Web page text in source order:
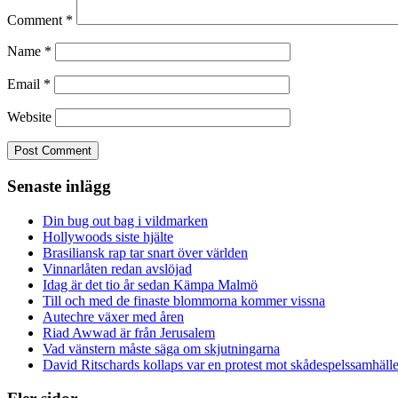
Comment *
Name *
Email *
Website
Senaste inlägg
Din bug out bag i vildmarken
Hollywoods siste hjälte
Brasiliansk rap tar snart över världen
Vinnarlåten redan avslöjad
Idag är det tio år sedan Kämpa Malmö
Till och med de finaste blommorna kommer vissna
Autechre växer med åren
Riad Awwad är från Jerusalem
Vad vänstern måste säga om skjutningarna
David Ritschards kollaps var en protest mot